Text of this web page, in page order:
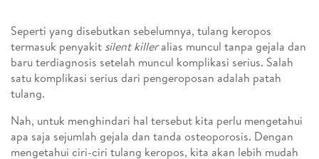
Seperti yang disebutkan sebelumnya, tulang keropos
termasuk penyakit silent killeralias muncul tanpa gejala dan
baru terdiagnosis setelah muncul komplikasi serius. Salah
satu komplikasi serius dari pengeroposan adalah patah
tulang.
Nah, untuk menghindari hal tersebut kita perlu mengetahui
apa saja sejumlah gejala dan tanda osteoporosis. Dengan
mengetahui ciri-ciri tulang keropos, kita akan lebih mudah